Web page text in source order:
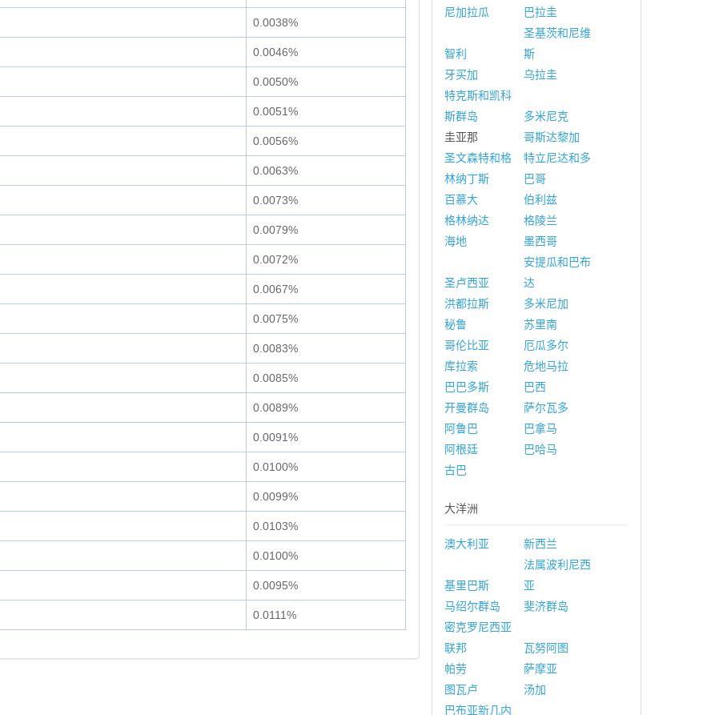
0.0038%
0.0046%
0.0050%
0.0051%
0.0056%
0.0063%
0.0073%
0.0079%
0.0072%
0.0067%
0.0075%
0.0083%
0.0085%
0.0089%
0.0091%
0.0100%
0.0099%
0.0103%
0.0100%
0.0095%
0.0111%
尼加拉瓜
巴拉圭
智利
圣基茨和尼维
斯
牙买加
乌拉圭
特克斯和凯科
斯群岛
多米尼克
圭亚那
哥斯达黎加
圣文森特和格
林纳丁斯
特立尼达和多
巴哥
百慕大
伯利兹
格林纳达
格陵兰
海地
墨西哥
圣卢西亚
安提瓜和巴布
达
洪都拉斯
多米尼加
秘鲁
苏里南
哥伦比亚
厄瓜多尔
库拉索
危地马拉
巴巴多斯
巴西
开曼群岛
萨尔瓦多
阿鲁巴
巴拿马
阿根廷
巴哈马
古巴
大洋洲
澳大利亚 新西兰
基里巴斯
法属波利尼西
亚
马绍尔群岛
斐济群岛
密克罗尼西亚
联邦
瓦努阿图
帕劳
萨摩亚
图瓦卢
汤加
巴布亚新几内